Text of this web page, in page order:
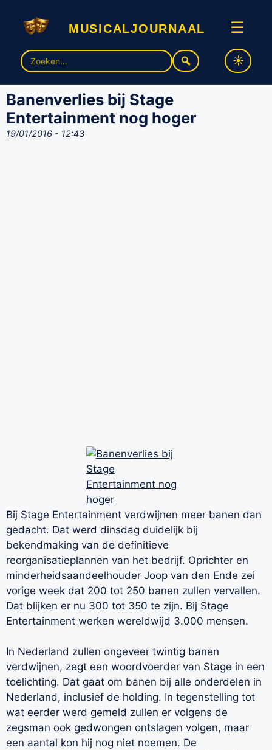
musicaljournaal ☰
Zoek
naar:
Banenverlies bij Stage
Entertainment nog hoger
19/01/2016 - 12:43
Bij Stage Entertainment verdwijnen meer banen dan
gedacht. Dat werd dinsdag duidelijk bij
bekendmaking van de definitieve
reorganisatieplannen van het bedrijf. Oprichter en
minderheidsaandeelhouder Joop van den Ende zei
vorige week dat 200 tot 250 banen zullen vervallen.
Dat blijken er nu 300 tot 350 te zijn. Bij Stage
Entertainment werken wereldwijd 3.000 mensen.
In Nederland zullen ongeveer twintig banen
verdwijnen, zegt een woordvoerder van Stage in een
toelichting. Dat gaat om banen bij alle onderdelen in
Nederland, inclusief de holding. In tegenstelling tot
wat eerder werd gemeld zullen er volgens de
zegsman ook gedwongen ontslagen volgen, maar
een aantal kon hij nog niet noemen. De